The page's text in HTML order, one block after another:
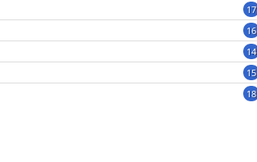
17
16
14
15
18